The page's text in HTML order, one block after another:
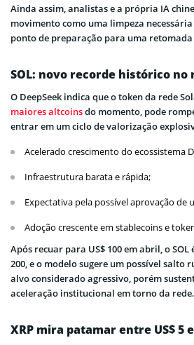
Ainda assim, analistas e a própria IA
movimento como uma limpeza
ponto de preparação para uma retomada
SOL: novo recorde histórico no
O DeepSeek indica que o token da rede
maiores altcoinsdo momento, pode
entrar em um ciclo de valorização
Acelerado crescimento do ecossistema
Infraestrutura barata e rápida;
Expectativa pela possível aprovação de
Adoção crescente em stablecoins e
Após recuar para US$ 100 em abril, o SOL
200, e o modelo sugere um possível salto
alvo considerado agressivo, porém
aceleração institucional em torno da rede.
XRP mira patamar entre US$ 5 e